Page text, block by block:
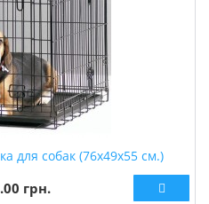
для собак (76х49х55 см.)
грн.